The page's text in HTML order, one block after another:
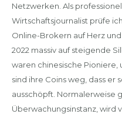
Netzwerken. Als
Wirtschaftsjournalist prüfe
Online-Brokern auf Herz
2022 massiv auf steigende
waren chinesische Pioniere,
sind ihre Coins weg, dass er
ausschöpft. Normalerweise
Überwachungsinstanz, wird